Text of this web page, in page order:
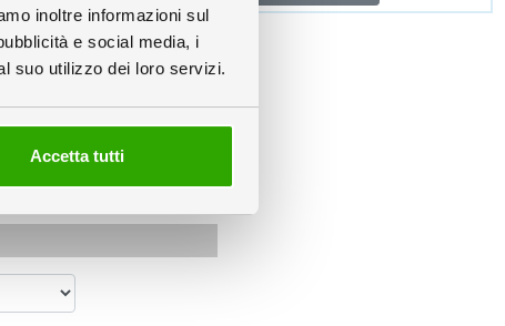
inoltre informazioni sul
e social media, i
suo utilizzo dei loro servizi.
Accetta tutti
Rendering 3D